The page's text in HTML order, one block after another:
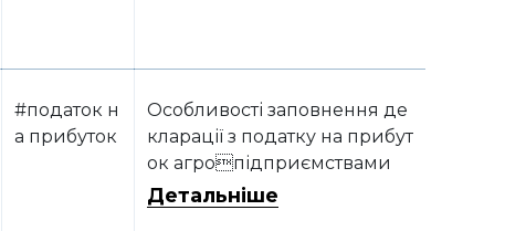
#податок н
а прибуток
Особливості заповнення де
кларації з податку на прибут
ок агропідприємствами
Детальніше